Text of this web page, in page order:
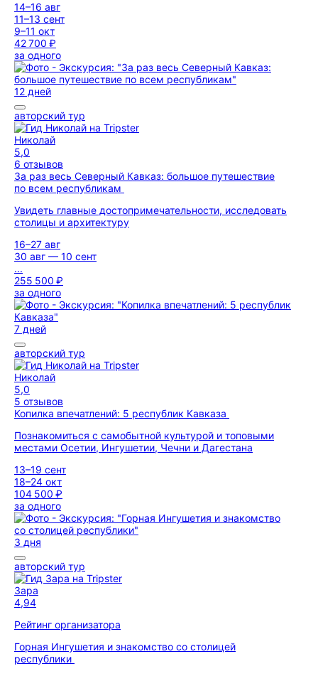
14–16 авг
11–13 сент
9–11 окт
42 700 ₽
за одного
12 дней
авторский тур
Николай
5,0
6 отзывов
За раз весь Северный Кавказ: большое путешествие
по всем республикам
Увидеть главные достопримечательности, исследовать
столицы и архитектуру
16–27 авг
30 авг — 10 сент
...
255 500 ₽
за одного
7 дней
авторский тур
Николай
5,0
5 отзывов
Копилка впечатлений: 5 республик Кавказа
Познакомиться с самобытной культурой и топовыми
местами Осетии, Ингушетии, Чечни и Дагестана
13–19 сент
18–24 окт
104 500 ₽
за одного
3 дня
авторский тур
Зара
4,94
Рейтинг организатора
Горная Ингушетия и знакомство со столицей
республики